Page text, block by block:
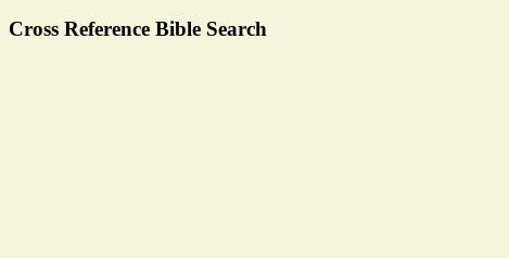
Cross Reference Bible Search